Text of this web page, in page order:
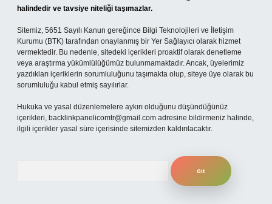
halindedir ve tavsiye niteliği taşımazlar.
Sitemiz, 5651 Sayılı Kanun gereğince Bilgi Teknolojileri ve İletişim
Kurumu (BTK) tarafından onaylanmış bir Yer Sağlayıcı olarak hizmet
vermektedir. Bu nedenle, sitedeki içerikleri proaktif olarak denetleme
veya araştırma yükümlülüğümüz bulunmamaktadır. Ancak, üyelerimiz
yazdıkları içeriklerin sorumluluğunu taşımakta olup, siteye üye olarak bu
sorumluluğu kabul etmiş sayılırlar.
Hukuka ve yasal düzenlemelere aykırı olduğunu düşündüğünüz
içerikleri, backlinkpanelicomtr@gmail.com adresine bildirmeniz halinde,
ilgili içerikler yasal süre içerisinde sitemizden kaldırılacaktır.